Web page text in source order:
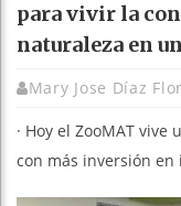
para vivir la
naturaleza en
Mary Jose Díaz
· Hoy el ZooMAT
con más inversión